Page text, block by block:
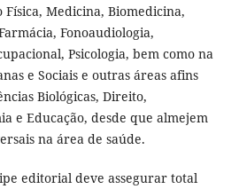
Medicina, Biomedicina,
Fonoaudiologia,
Psicologia, bem como na
e Sociais e outras áreas afins
Biológicas, Direito,
e Educação, desde que almejem
na área de saúde.
editorial deve assegurar total